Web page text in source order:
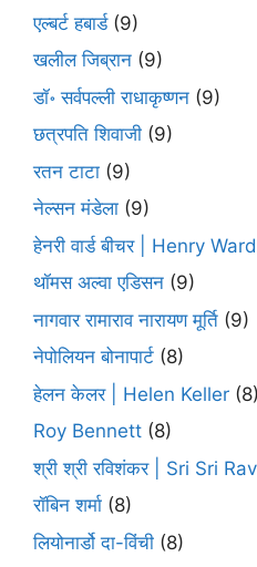
एल्बर्ट हबार्ड(9)
खलील जिब्रान (9)
डॉ॰ सर्वपल्ली राधाकृष्णन (9)
छत्रपति शिवाजी (9)
रतन टाटा (9)
नेल्सन मंडेला (9)
हेनरी वार्ड बीचर | Henry
थॉमस अल्वा एडिसन (9)
नागवार रामाराव नारायण मूर्ति (9)
नेपोलियन बोनापार्ट (8)
हेलन केलर | Helen Keller (8)
Roy Bennett (8)
श्री श्री रविशंकर | Sri Sri
रॉबिन शर्मा (8)
लियोनार्डो दा-विंची (8)